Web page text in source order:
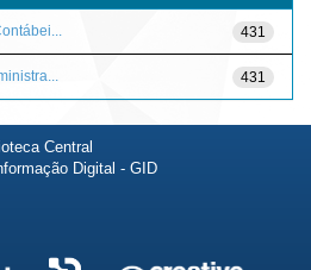
431
431
Central
Digital - GID